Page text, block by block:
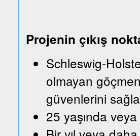
Projenin çıkış
Schleswig-
olmayan
güvenlerini
25 yaşında